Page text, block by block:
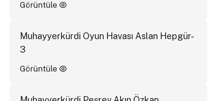
Görüntüle
Muhayyerkürdi Oyun Havası Aslan Hepgür-
3
Görüntüle